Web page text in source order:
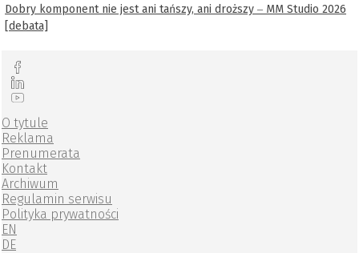
Dobry komponent nie jest ani tańszy, ani droższy ‒ MM Studio 2026
[debata]
O tytule
Reklama
Prenumerata
Kontakt
Archiwum
Regulamin serwisu
Polityka prywatności
EN
DE